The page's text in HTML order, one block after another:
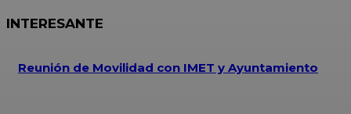
INTERESANTE
Reunión de Movilidad con IMET y Ayuntamiento